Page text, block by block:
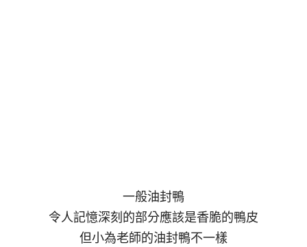
一般油封鴨
令人記憶深刻的部分應該是香脆的鴨皮
但小為老師的油封鴨不一樣